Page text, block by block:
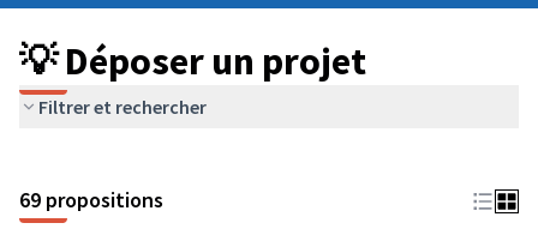
💡 Déposer un projet
Filtrer et rechercher
69 propositions